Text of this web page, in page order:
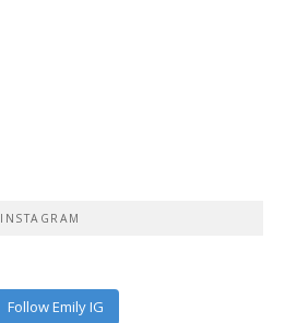
INSTAGRAM
Follow Emily IG